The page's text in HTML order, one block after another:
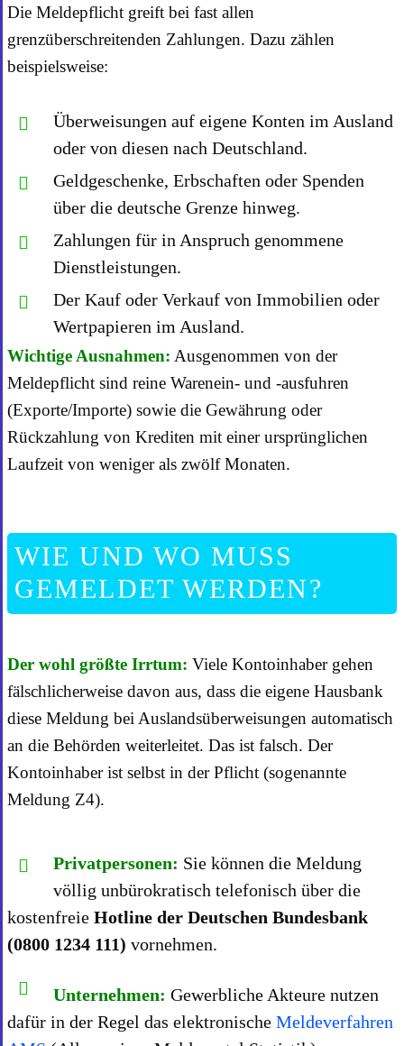
Die Meldepflicht greift bei fast allen
grenzüberschreitenden Zahlungen. Dazu zählen
beispielsweise:
Überweisungen auf eigene Konten im Ausland
oder von diesen nach Deutschland.
Geldgeschenke, Erbschaften oder Spenden
über die deutsche Grenze hinweg.
Zahlungen für in Anspruch genommene
Dienstleistungen.
Der Kauf oder Verkauf von Immobilien oder
Wertpapieren im Ausland.
Wichtige Ausnahmen: Ausgenommen von der
Meldepflicht sind reine Warenein- und -ausfuhren
(Exporte/Importe) sowie die Gewährung oder
Rückzahlung von Krediten mit einer ursprünglichen
Laufzeit von weniger als zwölf Monaten.
WIE UND WO MUSS
GEMELDET WERDEN?
Der wohl größte Irrtum: Viele Kontoinhaber gehen
fälschlicherweise davon aus, dass die eigene Hausbank
diese Meldung bei Auslandsüberweisungen automatisch
an die Behörden weiterleitet. Das ist falsch. Der
Kontoinhaber ist selbst in der Pflicht (sogenannte
Meldung Z4).
Privatpersonen: Sie können die Meldung
völlig unbürokratisch telefonisch über die
kostenfreie Hotline der Deutschen Bundesbank
(0800 1234 111) vornehmen.
Unternehmen: Gewerbliche Akteure nutzen
dafür in der Regel das elektronische Meldeverfahren